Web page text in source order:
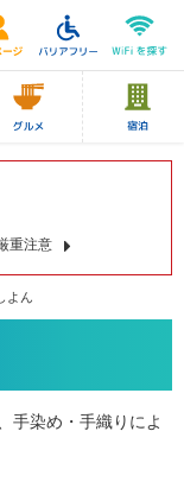
重注意
よん
手染め・手織りによ